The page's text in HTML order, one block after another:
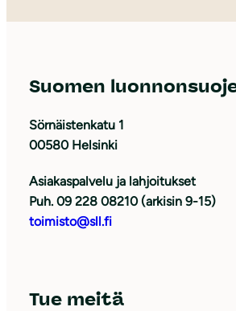
Suomen
Sörnäistenkatu 1
00580 Helsinki
Asiakaspalvelu ja lahjoitukset
Puh. 09 228 08210 (arkisin 9-15)
toimisto@sll.fi
Tue meitä